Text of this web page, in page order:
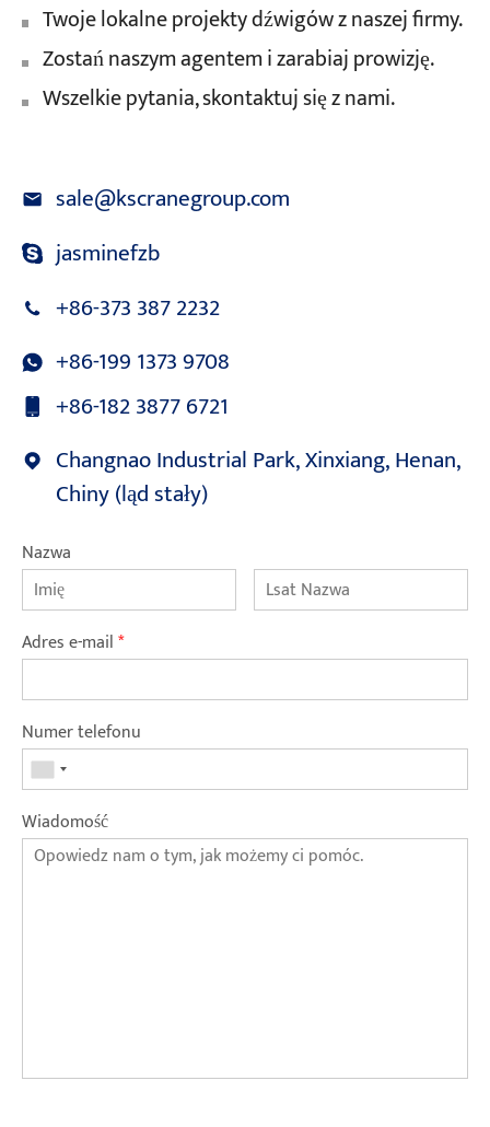
Twoje lokalne projekty dźwigów z naszej firmy.
Zostań naszym agentem i zarabiaj prowizję.
Wszelkie pytania, skontaktuj się z nami.
sale@kscranegroup.com
jasminefzb
+86-373 387 2232
+86-199 1373 9708
+86-182 3877 6721
Changnao Industrial Park, Xinxiang, Henan,
Chiny (ląd stały)
Nazwa
Adres e-mail*
Numer telefonu
Wiadomość